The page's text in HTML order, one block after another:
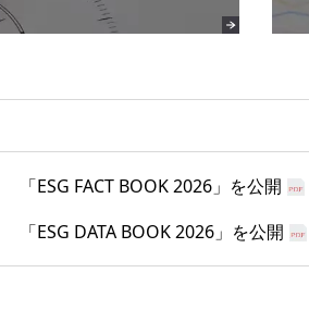
「ESG FACT BOOK 2026」を公開
「ESG DATA BOOK 2026」を公開